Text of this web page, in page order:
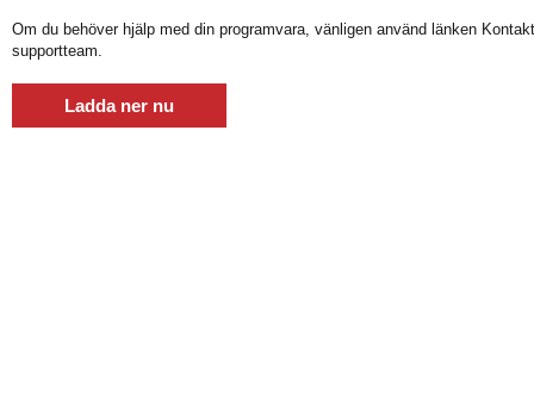
Om du behöver hjälp med din programvara, vänligen använd länken
supportteam.
Ladda ner nu